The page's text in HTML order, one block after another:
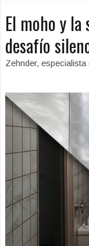
El moho y
desafío
Zehnder,